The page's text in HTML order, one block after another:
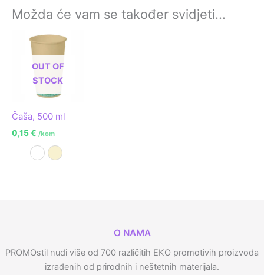
Možda će vam se također svidjeti…
OUT OF
STOCK
Čaša, 500 ml
0,15€ /kom
BijelaPrirodna
O NAMA
PROMOstil nudi više od 700 različitih EKO promotivih proizvoda
izrađenih od prirodnih i neštetnih materijala.